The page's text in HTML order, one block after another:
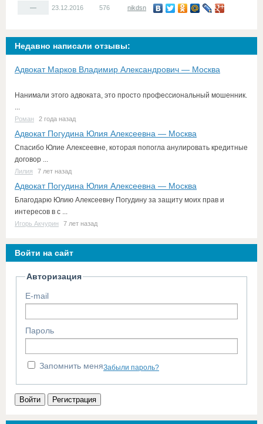
— 23.12.2016 576 nikdsn
Недавно написали отзывы:
Адвокат Марков Владимир Александрович — Москва
Нанимали этого адвоката, это просто профессиональный мошенник.
...
Роман 2 года назад
Адвокат Погудина Юлия Алексеевна — Москва
Спасибо Юлие Алексеевне, которая попогла анулировать кредитные
договор ...
Лилия 7 лет назад
Адвокат Погудина Юлия Алексеевна — Москва
Благодарю Юлию Алексеевну Погудину за защиту моих прав и
интересов в с ...
Игорь Акчурин 7 лет назад
Войти на сайт
Авторизация
E-mail
Пароль
Запомнить меняЗабыли пароль?
Войти Регистрация